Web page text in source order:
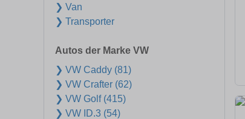
❯ Van
❯ Transporter
Autos der Marke VW
❯ VW Caddy (81)
❯ VW Crafter (62)
❯ VW Golf (415)
❯ VW ID.3 (54)